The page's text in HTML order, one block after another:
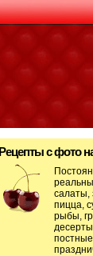
Рецепты с фото
салаты,
пицца,
рыбы,